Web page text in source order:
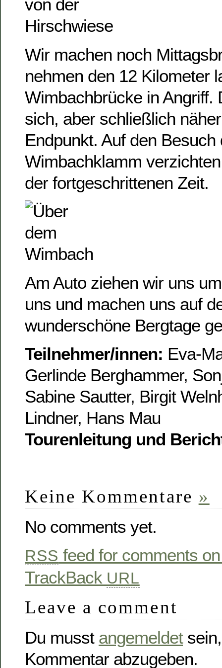
Wir machen noch
nehmen den 12 Kilometer
Wimbachbrücke in Angriff.
sich, aber schließlich
Endpunkt. Auf den Besuch
Wimbachklamm
der fortgeschrittenen Zeit.
Am Auto ziehen wir uns
uns und machen uns auf
wunderschöne Bergtage
Teilnehmer/innen: Eva-
Gerlinde Berghammer,
Sabine Sautter, Birgit
Lindner, Hans Mau
Tourenleitung und
Keine Kommentare »
No comments yet.
RSS feed for comments
TrackBack URL
Leave a comment
Du musst angemeldet
Kommentar abzugeben.